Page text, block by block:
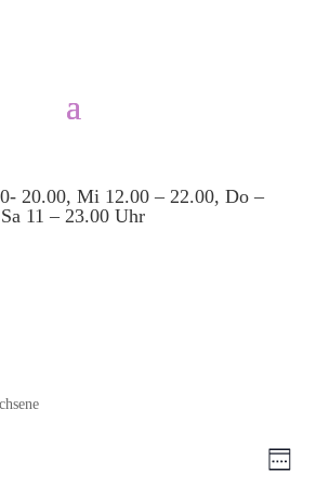
20.00, Mi 12.00 – 22.00, Do –
Sa 11 – 23.00 Uhr
Woche